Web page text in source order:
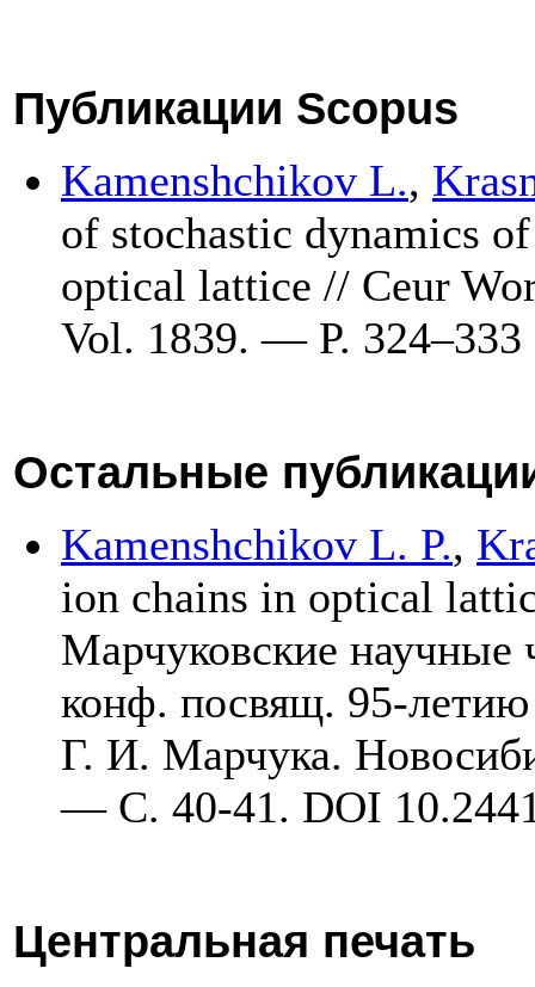
Публикации Scopus
Kamenshchikov L.,
of stochastic dynamics
optical lattice // Ceur
Vol. 1839. — P. 324–333
Остальные
Kamenshchikov L. P.,
ion chains in optical
Марчуковские
конф. посвящ. 95-
Г. И. Марчука.
— С. 40-41. DOI
Центральная печать